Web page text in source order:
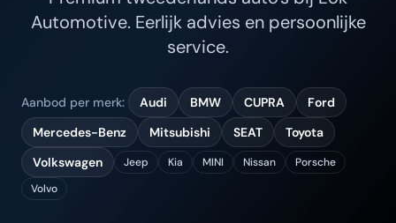
Automotive. Eerlijk advies en persoonlijke
service.
Aanbod per merk: Audi BMW CUPRA
Ford
Mercedes-Benz
Mitsubishi SEAT
Toyota
Volkswagen
Jeep Kia MINI Nissan
Porsche
Volvo